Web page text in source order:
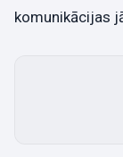
komunikācijas